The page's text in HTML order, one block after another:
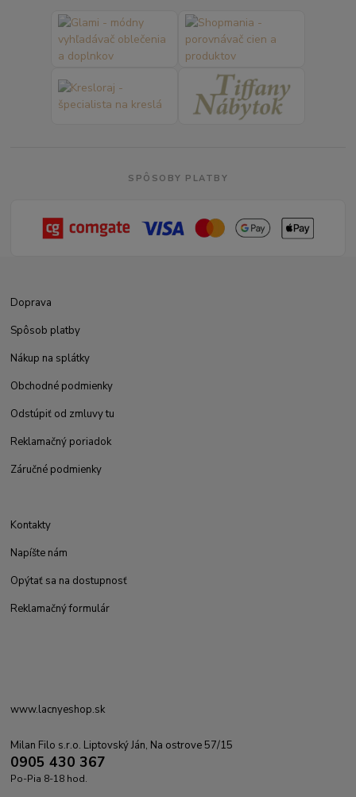
SPÔSOBY PLATBY
Doprava
Spôsob platby
Nákup na splátky
Obchodné podmienky
Odstúpiť od zmluvy tu
Reklamačný poriadok
Záručné podmienky
Kontakty
Napíšte nám
Opýtať sa na dostupnosť
Reklamačný formulár
www.lacnyeshop.sk
Milan Filo s.r.o. Liptovský Ján, Na ostrove 57/15
0905 430 367
Po-Pia 8-18 hod.